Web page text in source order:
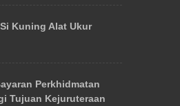
Kuning Alat Ukur
Perkhidmatan
Tujuan Kejuruteraan